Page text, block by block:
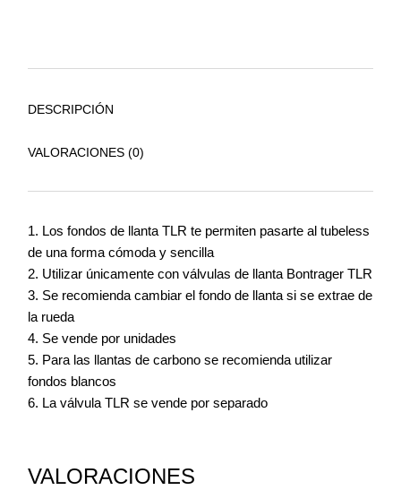
DESCRIPCIÓN
VALORACIONES (0)
Los fondos de llanta TLR te permiten pasarte al tubeless
de una forma cómoda y sencilla
Utilizar únicamente con válvulas de llanta Bontrager TLR
Se recomienda cambiar el fondo de llanta si se extrae de
la rueda
Se vende por unidades
Para las llantas de carbono se recomienda utilizar
fondos blancos
La válvula TLR se vende por separado
VALORACIONES